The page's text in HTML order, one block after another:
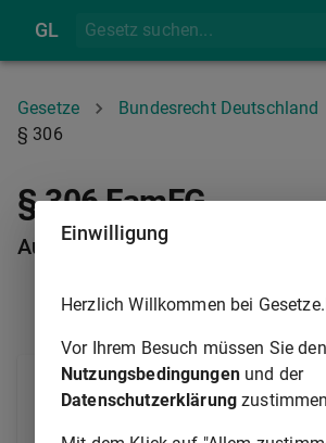
GL
Gesetze Bundesrecht Deutschland
§ 306
§ 306 FamFG
Aufhebung des
Wird ein Beschluss, durch den ein
Einwilligungsvorbehalt angeordnet
ungerechtfertigt aufgehoben, bleibt
Einwilligung
Herzlich Willkommen bei
Vor Ihrem Besuch müssen Sie den
Nutzungsbedingungenund der
Datenschutzerklärung